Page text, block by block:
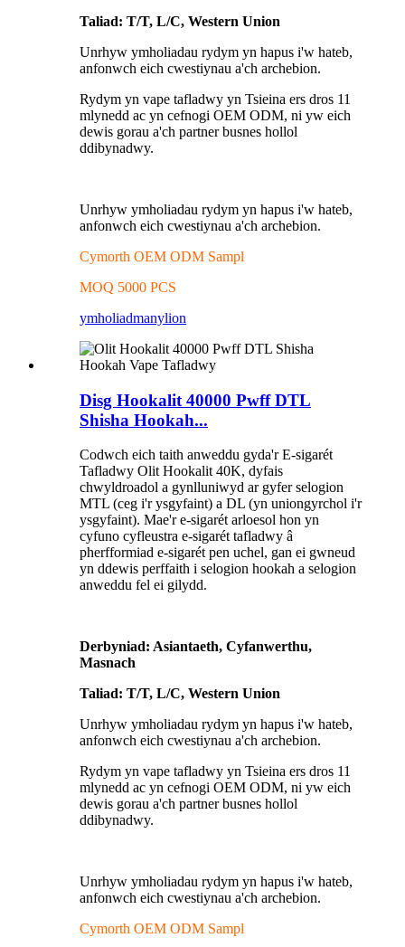
Taliad: T/T, L/C, Western Union
Unrhyw ymholiadau rydym yn hapus i'w hateb,
anfonwch eich cwestiynau a'ch archebion.
Rydym yn vape tafladwy yn Tsieina ers dros 11
mlynedd ac yn cefnogi OEM ODM, ni yw eich
dewis gorau a'ch partner busnes hollol
ddibynadwy.
Unrhyw ymholiadau rydym yn hapus i'w hateb,
anfonwch eich cwestiynau a'ch archebion.
Cymorth OEM ODM Sampl
MOQ 5000 PCS
ymholiadmanylion
Disg Hookalit 40000 Pwff DTL
Shisha Hookah...
Codwch eich taith anweddu gyda'r E-sigarét
Tafladwy Olit Hookalit 40K, dyfais
chwyldroadol a gynlluniwyd ar gyfer selogion
MTL (ceg i'r ysgyfaint) a DL (yn uniongyrchol i'r
ysgyfaint). Mae'r e-sigarét arloesol hon yn
cyfuno cyfleustra e-sigarét tafladwy â
pherfformiad e-sigarét pen uchel, gan ei gwneud
yn ddewis perffaith i selogion hookah a selogion
anweddu fel ei gilydd.
Derbyniad: Asiantaeth, Cyfanwerthu,
Masnach
Taliad: T/T, L/C, Western Union
Unrhyw ymholiadau rydym yn hapus i'w hateb,
anfonwch eich cwestiynau a'ch archebion.
Rydym yn vape tafladwy yn Tsieina ers dros 11
mlynedd ac yn cefnogi OEM ODM, ni yw eich
dewis gorau a'ch partner busnes hollol
ddibynadwy.
Unrhyw ymholiadau rydym yn hapus i'w hateb,
anfonwch eich cwestiynau a'ch archebion.
Cymorth OEM ODM Sampl